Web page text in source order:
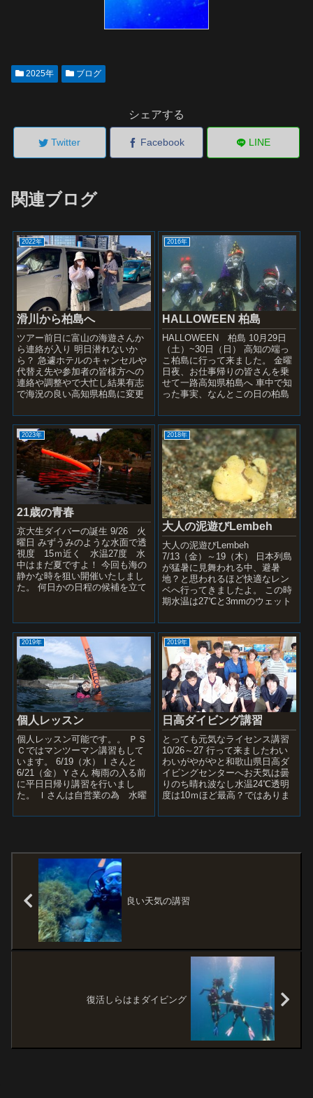
2025年 ブログ
シェアする
Twitter Facebook LINE
関連ブログ
2022年
滑川から柏島へ
ツアー前日に富山の海遊さんか
ら連絡が入り 明日潜れないか
ら？ 急遽ホテルのキャンセルや
代替え先や参加者の皆様方への
連絡や調整やで大忙し結果有志
で海況の良い高知県柏島に変更
集合でしたがマドンナがマイド
ライを...
2016年
HALLOWEEN 柏島
HALLOWEEN 柏島 10月29日
（土）~30日（日） 高知の端っ
こ柏島に行って来ました。 金曜
日夜、お仕事帰りの皆さんを乗
せて一路高知県柏島へ 車中で知
った事実、なんとこの日の柏島
というBI...
2023年
21歳の青春
京大生ダイバーの誕生 9/26 火
曜日 みずうみのような水面で透
視度 15ｍ近く 水温27度 水
中はまだ夏ですよ！ 今回も海の
静かな時を狙い開催いたしまし
た。 何日かの日程の候補を立て
2018年
大人の泥遊びLembeh
大人の泥遊びLembeh
7/13（金）～19（木） 日本列島
が猛暑に見舞われる中、避暑
地？と思われるほど快適なレン
ベへ行ってきましたよ。 この時
期水温は27℃と3mmのウェット
袖が必要 とい...
2019年
個人レッスン
個人レッスン可能です。。 ＰＳ
Ｃではマンツーマン講習もして
います。 6/19（水）Ｉさんと
6/21（金）Ｙさん 梅雨の入る前
に平日日帰り講習を行いまし
た。 Ｉさんは自営業の為 水曜
多忙なため水曜日でも...
2019年
日高ダイビング講習
とっても元気なライセンス講習
10/26～27 行って来ましたわい
わいがやがやと和歌山県日高ダ
イビングセンターへお天気は曇
りのち晴れ波なし水温24℃透明
度は10ｍほど最高？ではありま
の為すぐに50ｃm～2ｍで...
良い天気の講習
復活しらはまダイビング